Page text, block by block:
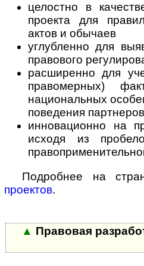
целостно в
проекта для
актов и обычаев
углубленно для
правового
расширенно для
правомерных)
национальных
поведения
инновационно на
исходя из
Подробнее на
проектов.
▲ Правовая